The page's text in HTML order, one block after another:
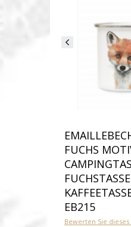
FUCHS
EB215
Bewerten Sie